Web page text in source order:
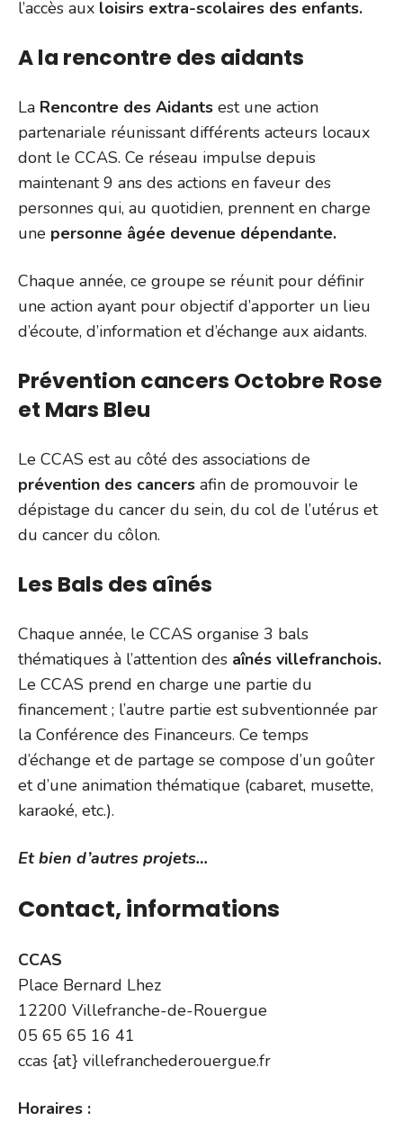
l’accès aux loisirs extra-scolaires des enfants.
A la rencontre des aidants
La Rencontre des Aidants est une action
partenariale réunissant différents acteurs locaux
dont le CCAS. Ce réseau impulse depuis
maintenant 9 ans des actions en faveur des
personnes qui, au quotidien, prennent en charge
une personne âgée devenue dépendante.
Chaque année, ce groupe se réunit pour définir
une action ayant pour objectif d’apporter un lieu
d’écoute, d’information et d’échange aux aidants.
Prévention cancers Octobre Rose
et Mars Bleu
Le CCAS est au côté des associations de
prévention des cancers afin de promouvoir le
dépistage du cancer du sein, du col de l’utérus et
du cancer du côlon.
Les Bals des aînés
Chaque année, le CCAS organise 3 bals
thématiques à l’attention des aînés villefranchois.
Le CCAS prend en charge une partie du
financement ; l’autre partie est subventionnée par
la Conférence des Financeurs. Ce temps
d’échange et de partage se compose d’un goûter
et d’une animation thématique (cabaret, musette,
karaoké, etc.).
Et bien d’autres projets…
Contact, informations
CCAS
Place Bernard Lhez
12200 Villefranche-de-Rouergue
05 65 65 16 41
ccas {at} villefranchederouergue.fr
Horaires :